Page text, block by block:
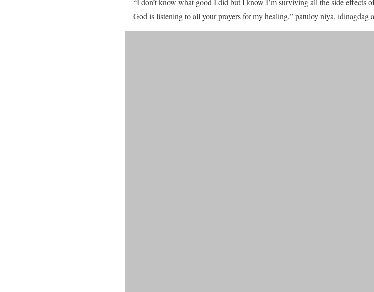
“I don’t know what good I did but I know I’m surviving all the side effects
God is listening to all your prayers for my healing,” patuloy niya, idinagdag